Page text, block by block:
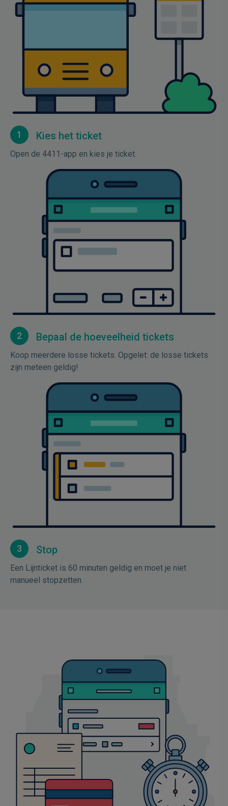
1 Kies het ticket
Open de 4411-app en kies je ticket.
2 Bepaal de hoeveelheid tickets
Koop meerdere losse tickets. Opgelet: de losse tickets
zijn meteen geldig!
3 Stop
Een Lijnticket is 60 minuten geldig en moet je niet
manueel stopzetten.